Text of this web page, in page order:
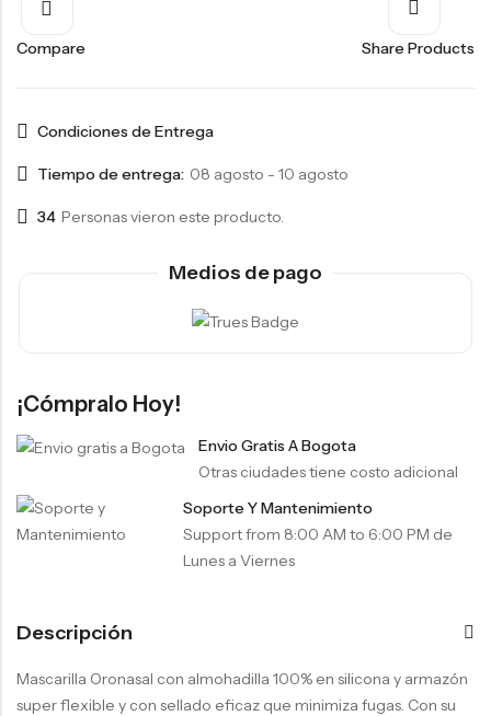
Compare Share Products
Condiciones de Entrega
Tiempo de entrega: 08 agosto - 10 agosto
34 Personas vieron este producto.
Medios de pago
¡Cómpralo Hoy!
Envio Gratis A Bogota
Otras ciudades tiene costo adicional
Soporte Y Mantenimiento
Support from 8:00 AM to 6:00 PM de
Lunes a Viernes
Descripción
Mascarilla Oronasal con almohadilla 100% en silicona y armazón
super flexible y con sellado eficaz que minimiza fugas. Con su